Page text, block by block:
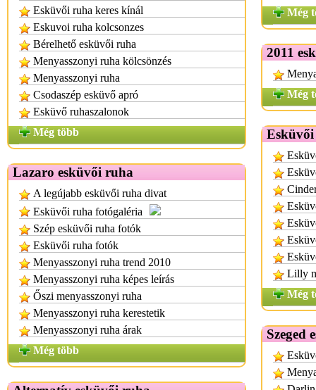
Esküvői ruha keres kínál
Eskuvoi ruha kolcsonzes
Bérelhető esküvői ruha
Menyasszonyi ruha kölcsönzés
Menyasszonyi ruha
Csodaszép esküvő apró
Esküvő ruhaszalonok
Még több
Lazaro esküvői ruha
A legújabb esküvői ruha divat
Esküvői ruha fotógaléria
Szép esküvői ruha fotók
Esküvői ruha fotók
Menyasszonyi ruha trend 2010
Menyasszonyi ruha képes leírás
Őszi menyasszonyi ruha
Menyasszonyi ruha kerestetik
Menyasszonyi ruha árak
Még több
Még
2011
Még
Lilly
Még
Szeged